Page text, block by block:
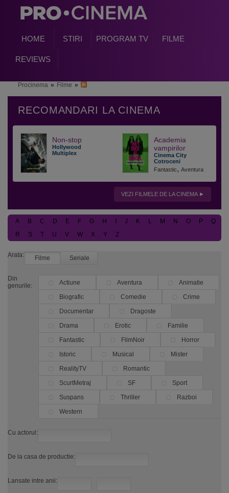
HOME STIRI PROGRAM TV FILME
REVIEWS
Procinema » Filme »
Non-stop
Hollywood
Multiplex
Academia
vampirilor
Cinema City
Cotroceni
Fantastic, Aventura
VEZI FILMELE DE LA CINEMA
A B C D E F G H J K L M N O P
Q
R
S T U V W X Y Z
Arata: Filme Seriale
Din
genurile:
Actiune Aventura
Animatie
Biografic
Comedie
Crime
Documentar
Dragoste
Drama
Erotic
Familie
Fantastic
FilmNoir
Horror
Istoric
Musical
Mister
RealityTV
Romantic
ScurtMetraj
SF
Sport
Suspans
Thriller
Razboi
Western
Cu actorul:
De la casa de productie:
Lansate intre anii: